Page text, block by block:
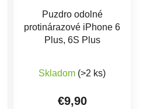
Puzdro odolné
protinárazové iPhone 6
Plus, 6S Plus
Skladom (>2 ks)
€9,90